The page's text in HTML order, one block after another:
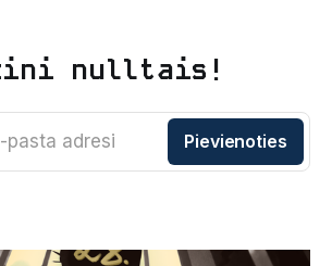
nulltais!
pasta adresi Pievienoties